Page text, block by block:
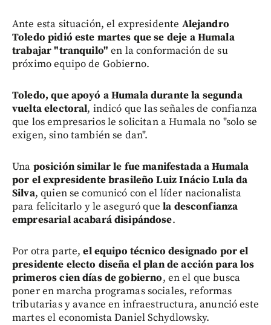
Ante esta situación, el expresidente Alejandro
Toledo pidió este martes que se deje a Humala
trabajar "tranquilo" en la conformación de su
próximo equipo de Gobierno.
Toledo, que apoyó a Humala durante la segunda
vuelta electoral, indicó que las señales de confianza
que los empresarios le solicitan a Humala no "solo se
exigen, sino también se dan".
Una posición similar le fue manifestada a Humala
por el expresidente brasileño Luiz Inácio Lula da
Silva, quien se comunicó con el líder nacionalista
para felicitarlo y le aseguró quela desconfianza
empresarial acabará disipándose.
Por otra parte, el equipo técnico designado por el
presidente electo diseña el plan de acción para los
primeros cien días de gobierno, en el que busca
poner en marcha programas sociales, reformas
tributarias y avance en infraestructura, anunció este
martes el economista Daniel Schydlowsky.